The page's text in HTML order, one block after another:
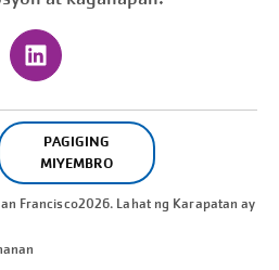
PAGIGING
MIYEMBRO
Francisco2026. Lahat ng Karapatan ay